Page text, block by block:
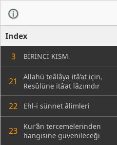
Index
3
BİRİNCİ KISM
21
Allahü teâlâya itâ’at için,
Resûlüne itâ’at lâzımdır
22 Ehl-i sünnet âlimleri
23
Kur’ân tercemelerinden
hangisine güvenileceği